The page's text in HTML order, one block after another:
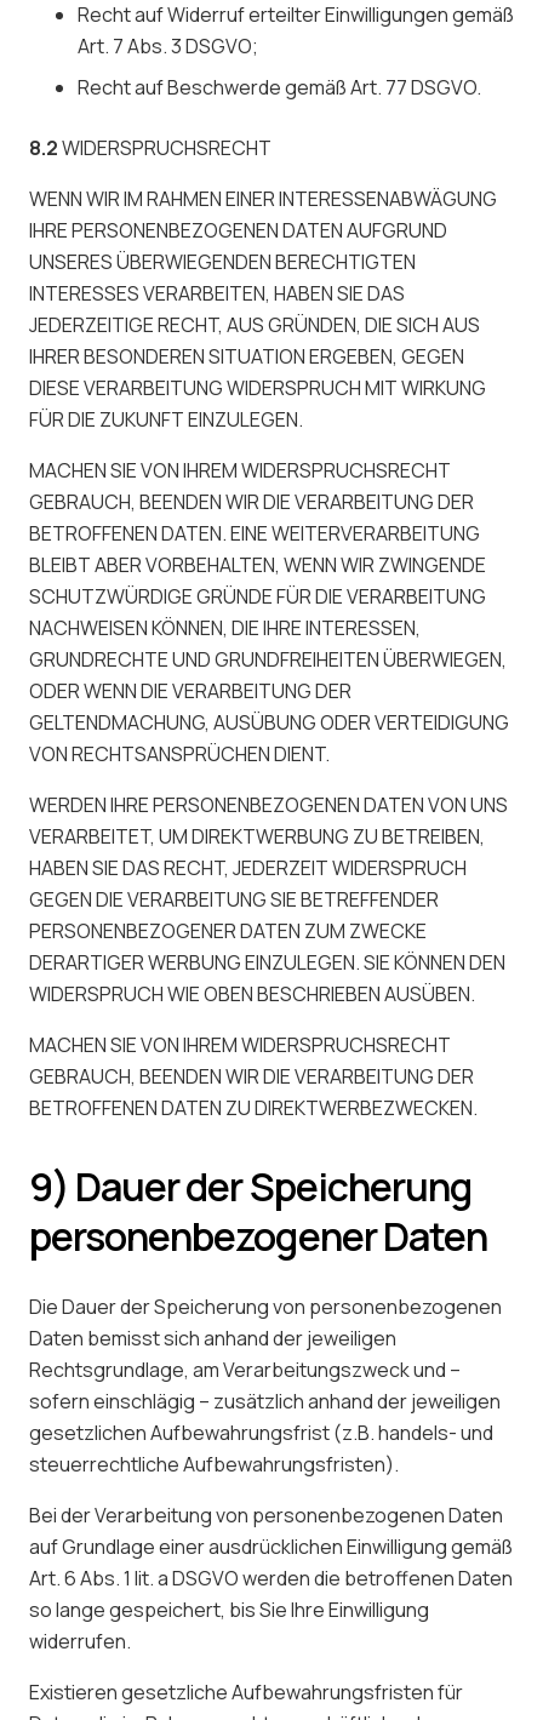
Recht auf Widerruf erteilter Einwilligungen gemäß
Art. 7 Abs. 3 DSGVO;
Recht auf Beschwerde gemäß Art. 77 DSGVO.
8.2WIDERSPRUCHSRECHT
WENN WIR IM RAHMEN EINER INTERESSENABWÄGUNG
IHRE PERSONENBEZOGENEN DATEN AUFGRUND
UNSERES ÜBERWIEGENDEN BERECHTIGTEN
INTERESSES VERARBEITEN, HABEN SIE DAS
JEDERZEITIGE RECHT, AUS GRÜNDEN, DIE SICH AUS
IHRER BESONDEREN SITUATION ERGEBEN, GEGEN
DIESE VERARBEITUNG WIDERSPRUCH MIT WIRKUNG
FÜR DIE ZUKUNFT EINZULEGEN.
MACHEN SIE VON IHREM WIDERSPRUCHSRECHT
GEBRAUCH, BEENDEN WIR DIE VERARBEITUNG DER
BETROFFENEN DATEN. EINE WEITERVERARBEITUNG
BLEIBT ABER VORBEHALTEN, WENN WIR ZWINGENDE
SCHUTZWÜRDIGE GRÜNDE FÜR DIE VERARBEITUNG
NACHWEISEN KÖNNEN, DIE IHRE INTERESSEN,
GRUNDRECHTE UND GRUNDFREIHEITEN ÜBERWIEGEN,
ODER WENN DIE VERARBEITUNG DER
GELTENDMACHUNG, AUSÜBUNG ODER VERTEIDIGUNG
VON RECHTSANSPRÜCHEN DIENT.
WERDEN IHRE PERSONENBEZOGENEN DATEN VON UNS
VERARBEITET, UM DIREKTWERBUNG ZU BETREIBEN,
HABEN SIE DAS RECHT, JEDERZEIT WIDERSPRUCH
GEGEN DIE VERARBEITUNG SIE BETREFFENDER
PERSONENBEZOGENER DATEN ZUM ZWECKE
DERARTIGER WERBUNG EINZULEGEN. SIE KÖNNEN DEN
WIDERSPRUCH WIE OBEN BESCHRIEBEN AUSÜBEN.
MACHEN SIE VON IHREM WIDERSPRUCHSRECHT
GEBRAUCH, BEENDEN WIR DIE VERARBEITUNG DER
BETROFFENEN DATEN ZU DIREKTWERBEZWECKEN.
9) Dauer der Speicherung
personenbezogener Daten
Die Dauer der Speicherung von personenbezogenen
Daten bemisst sich anhand der jeweiligen
Rechtsgrundlage, am Verarbeitungszweck und –
sofern einschlägig – zusätzlich anhand der jeweiligen
gesetzlichen Aufbewahrungsfrist (z.B. handels- und
steuerrechtliche Aufbewahrungsfristen).
Bei der Verarbeitung von personenbezogenen Daten
auf Grundlage einer ausdrücklichen Einwilligung gemäß
Art. 6 Abs. 1 lit. a DSGVO werden die betroffenen Daten
so lange gespeichert, bis Sie Ihre Einwilligung
widerrufen.
Existieren gesetzliche Aufbewahrungsfristen für